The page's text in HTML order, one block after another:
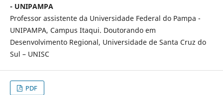
- UNIPAMPA
Professor assistente da Universidade Federal do Pampa -
UNIPAMPA, Campus Itaqui. Doutorando em
Desenvolvimento Regional, Universidade de Santa Cruz do
Sul – UNISC
PDF